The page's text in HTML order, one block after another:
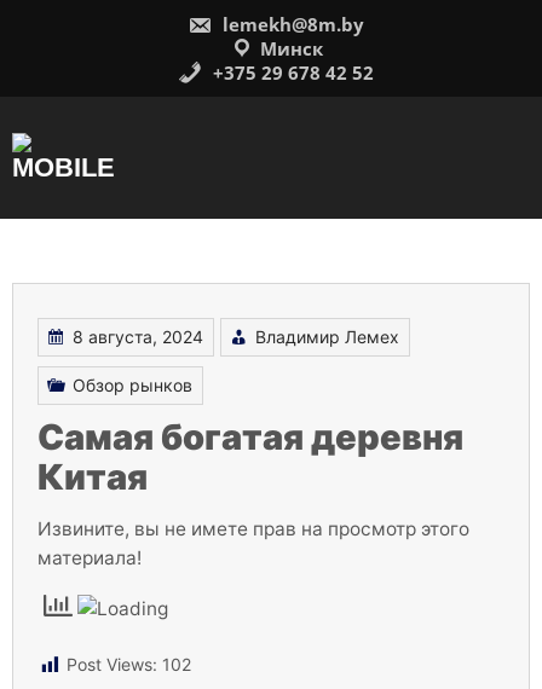
lemekh@8m.by
Минск
+375 29 678 42 52
8 августа, 2024 Владимир Лемех
Обзор рынков
Самая богатая деревня
Китая
Извините, вы не имете прав на просмотр этого
материала!
Post Views: 102